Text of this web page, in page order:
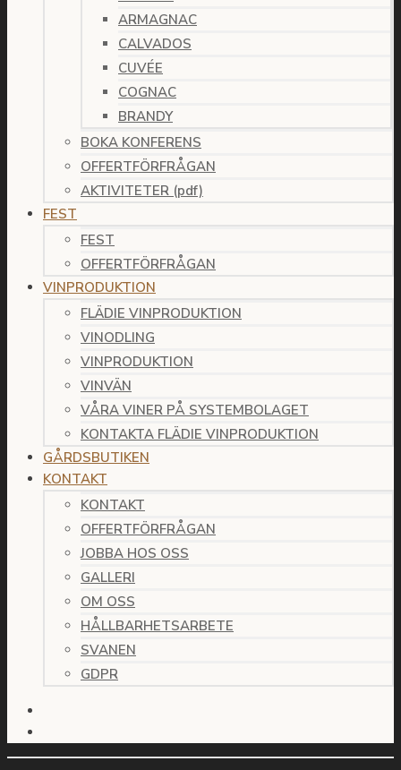
ARMAGNAC
CALVADOS
CUVÉE
COGNAC
BRANDY
BOKA KONFERENS
OFFERTFÖRFRÅGAN
AKTIVITETER (pdf)
FEST
FEST
OFFERTFÖRFRÅGAN
VINPRODUKTION
FLÄDIE VINPRODUKTION
VINODLING
VINPRODUKTION
VINVÄN
VÅRA VINER PÅ SYSTEMBOLAGET
KONTAKTA FLÄDIE VINPRODUKTION
GÅRDSBUTIKEN
KONTAKT
KONTAKT
OFFERTFÖRFRÅGAN
JOBBA HOS OSS
GALLERI
OM OSS
HÅLLBARHETSARBETE
SVANEN
GDPR